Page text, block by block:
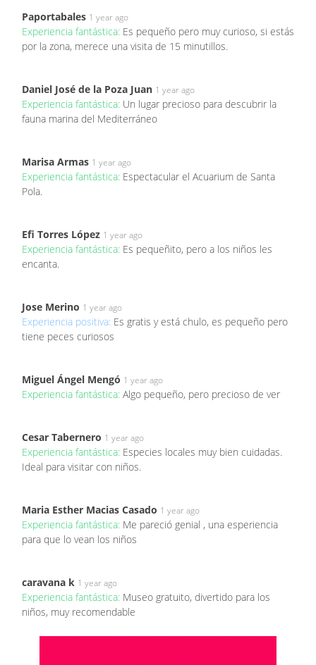
Paportabales 1 year ago
Experiencia fantástica: Es pequeño pero muy curioso, si estás
por la zona, merece una visita de 15 minutillos.
Daniel José de la Poza Juan 1 year ago
Experiencia fantástica: Un lugar precioso para descubrir la
fauna marina del Mediterráneo
Marisa Armas 1 year ago
Experiencia fantástica: Espectacular el Acuarium de Santa
Pola.
Efi Torres López 1 year ago
Experiencia fantástica: Es pequeñito, pero a los niños les
encanta.
Jose Merino 1 year ago
Experiencia positiva: Es gratis y está chulo, es pequeño pero
tiene peces curiosos
Miguel Ángel Mengó 1 year ago
Experiencia fantástica: Algo pequeño, pero precioso de ver
Cesar Tabernero 1 year ago
Experiencia fantástica: Especies locales muy bien cuidadas.
Ideal para visitar con niños.
Maria Esther Macias Casado 1 year ago
Experiencia fantástica: Me pareció genial , una esperiencia
para que lo vean los niños
caravana k 1 year ago
Experiencia fantástica: Museo gratuito, divertido para los
niños, muy recomendable